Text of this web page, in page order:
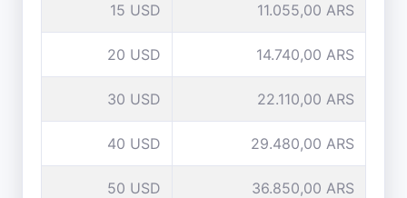
15 USD 11.055,00 ARS
20 USD 14.740,00 ARS
30 USD 22.110,00 ARS
40 USD 29.480,00 ARS
50 USD 36.850,00 ARS